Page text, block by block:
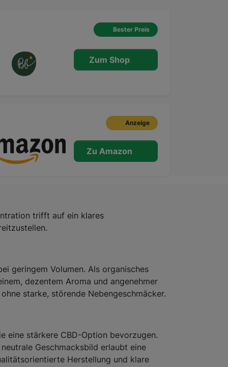
Bester Preis
Zum Shop
Anzeige
Zu Amazon
trifft auf ein klares
geringem Volumen. Als organisches
dezentem Aroma und angenehmer
starke, störende Nebengeschmäcker.
eine stärkere CBD-Option bevorzugen.
Geschmacksbild erlaubt eine
Herstellung und klare